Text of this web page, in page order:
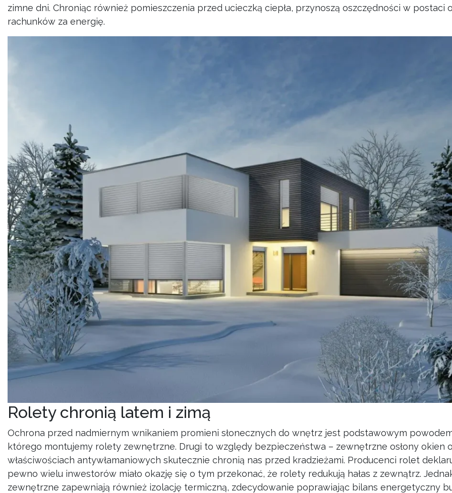
zimne dni. Chroniąc również pomieszczenia przed ucieczką ciepła, przynoszą oszczędności w postaci
rachunków za energię.
Rolety chronią latem i zimą
Ochrona przed nadmiernym wnikaniem promieni słonecznych do wnętrz jest podstawowym
którego montujemy rolety zewnętrzne. Drugi to względy bezpieczeństwa – zewnętrzne osłony okien
właściwościach antywłamaniowych skutecznie chronią nas przed kradzieżami. Producenci rolet
pewno wielu inwestorów miało okazję się o tym przekonać, że rolety redukują hałas z zewnątrz.
zewnętrzne zapewniają również izolację termiczną, zdecydowanie poprawiając bilans energetyczny